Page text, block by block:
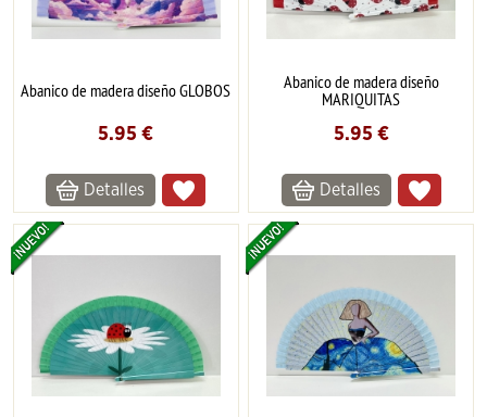
Abanico de madera diseño GLOBOS
5.95 €
Detalles
Abanico de madera diseño
MARIQUITAS
5.95 €
Detalles